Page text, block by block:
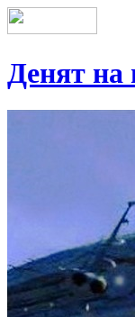
Денят на